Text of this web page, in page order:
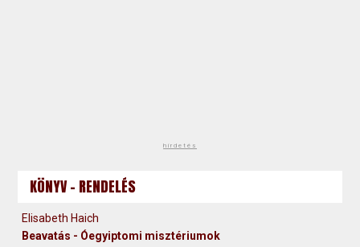
hirdetés
KÖNYV - RENDELÉS
Elisabeth Haich
Beavatás - Óegyiptomi misztériumok